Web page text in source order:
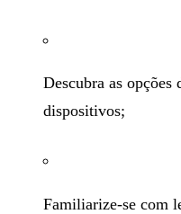
Descubra as opções
dispositivos;
Familiarize-se com